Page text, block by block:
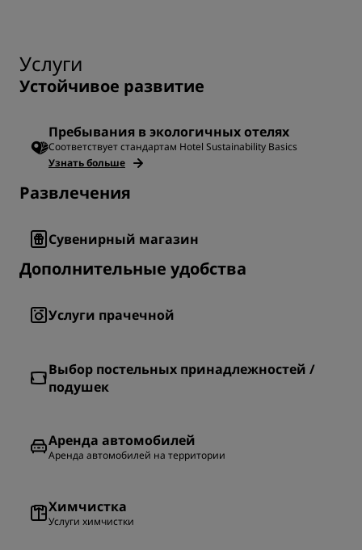
Услуги
Устойчивое развитие
Пребывания в экологичных отелях
Соответствует стандартам Hotel Sustainability Basics
Узнать больше
Развлечения
Сувенирный магазин
Дополнительные удобства
Услуги прачечной
Выбор постельных принадлежностей /
подушек
Аренда автомобилей
Аренда автомобилей на территории
Химчистка
Услуги химчистки